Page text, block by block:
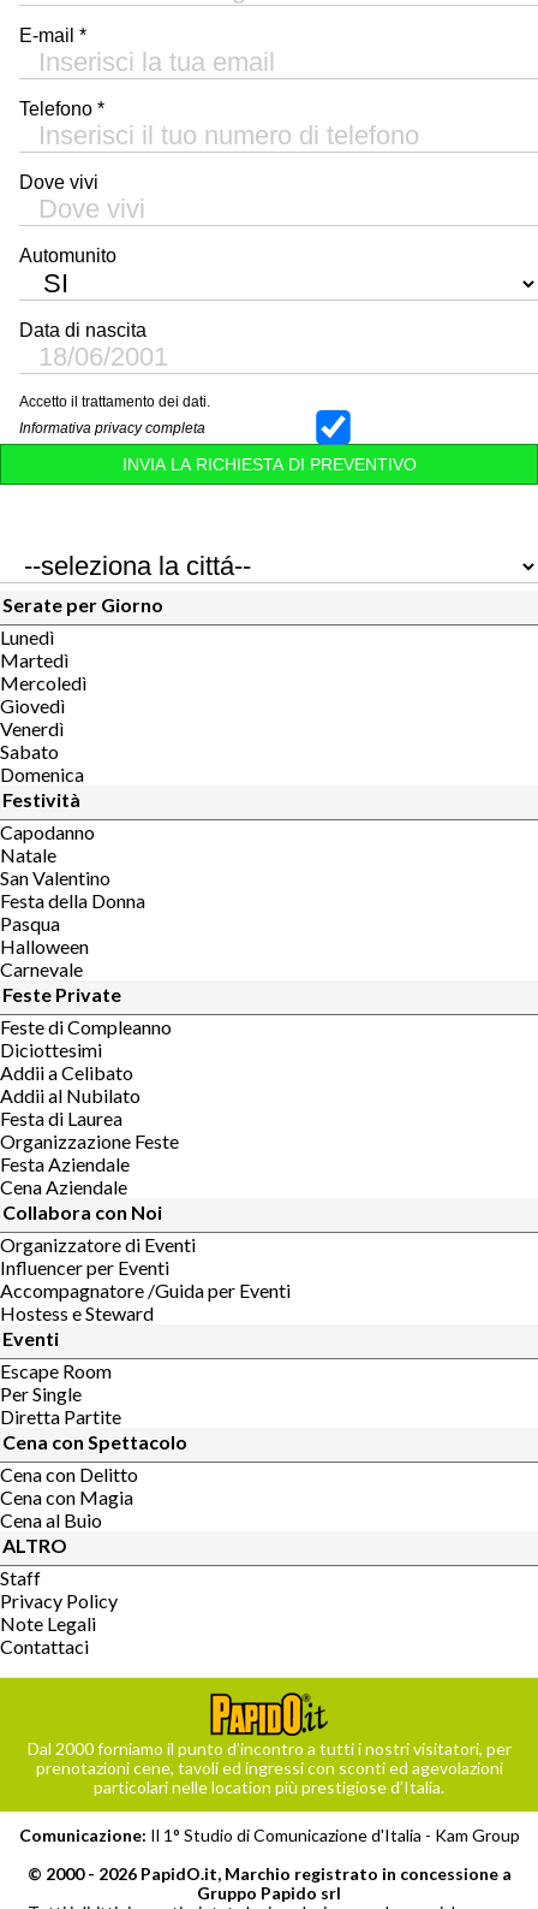
E-mail *
Telefono *
Dove vivi
Automunito
Data di nascita
Accetto il trattamento dei dati.
Informativa privacy completa
Serate per Giorno
Lunedì
Martedì
Mercoledì
Giovedì
Venerdì
Sabato
Domenica
Festività
Capodanno
Natale
San Valentino
Festa della Donna
Pasqua
Halloween
Carnevale
Feste Private
Feste di Compleanno
Diciottesimi
Addii a Celibato
Addii al Nubilato
Festa di Laurea
Organizzazione Feste
Festa Aziendale
Cena Aziendale
Collabora con Noi
Organizzatore di Eventi
Influencer per Eventi
Accompagnatore /Guida per Eventi
Hostess e Steward
Eventi
Escape Room
Per Single
Diretta Partite
Cena con Spettacolo
Cena con Delitto
Cena con Magia
Cena al Buio
ALTRO
Staff
Privacy Policy
Note Legali
Contattaci
Dal 2000 forniamo il punto d’incontro a tutti i nostri visitatori, per
prenotazioni cene, tavoli ed ingressi con sconti ed agevolazioni
particolari nelle location più prestigiose d’Italia.
Comunicazione: Il 1° Studio di Comunicazione d'Italia - Kam Group
© 2000 - 2026 PapidO.it, Marchio registrato in concessione a
Gruppo Papido srl